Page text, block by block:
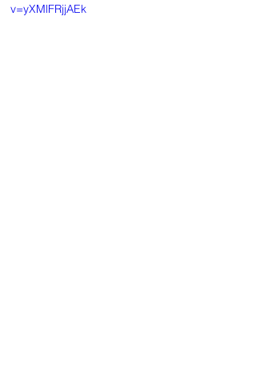
v=yXMlFRjjAEk